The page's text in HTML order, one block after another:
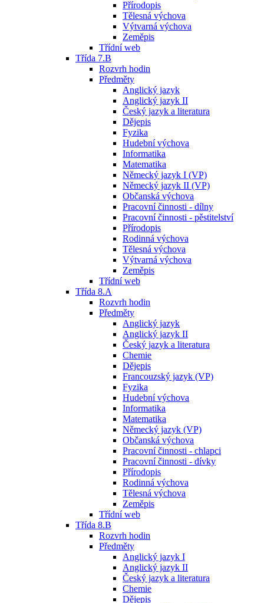
Přírodopis
Tělesná výchova
Výtvarná výchova
Zeměpis
Třídní web
Třída 7.B
Rozvrh hodin
Předměty
Anglický jazyk
Anglický jazyk II
Český jazyk a literatura
Dějepis
Fyzika
Hudební výchova
Informatika
Matematika
Německý jazyk I (VP)
Německý jazyk II (VP)
Občanská výchova
Pracovní činnosti - dílny
Pracovní činnosti - pěstitelství
Přírodopis
Rodinná výchova
Tělesná výchova
Výtvarná výchova
Zeměpis
Třídní web
Třída 8.A
Rozvrh hodin
Předměty
Anglický jazyk
Anglický jazyk II
Český jazyk a literatura
Chemie
Dějepis
Francouzský jazyk (VP)
Fyzika
Hudební výchova
Informatika
Matematika
Německý jazyk (VP)
Občanská výchova
Pracovní činnosti - chlapci
Pracovní činnosti - dívky
Přírodopis
Rodinná výchova
Tělesná výchova
Zeměpis
Třídní web
Třída 8.B
Rozvrh hodin
Předměty
Anglický jazyk I
Anglický jazyk II
Český jazyk a literatura
Chemie
Dějepis